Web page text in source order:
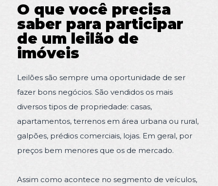
O que você precisa
saber para participar
de um leilão de
imóveis
Leilões são sempre uma oportunidade de ser
fazer bons negócios. São vendidos os mais
diversos tipos de propriedade: casas,
apartamentos, terrenos em área urbana ou rural,
galpões, prédios comerciais, lojas. Em geral, por
preços bem menores que os de mercado.
Assim como acontece no segmento de veículos,